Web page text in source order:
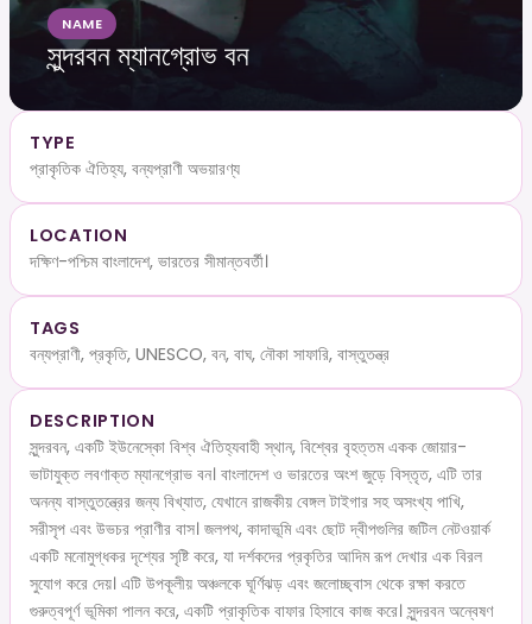
NAME
সুন্দরবন ম্যানগ্রোভ বন
TYPE
প্রাকৃতিক ঐতিহ্য, বন্যপ্রাণী অভয়ারণ্য
LOCATION
দক্ষিণ-পশ্চিম বাংলাদেশ, ভারতের সীমান্তবর্তী।
TAGS
বন্যপ্রাণী, প্রকৃতি, UNESCO, বন, বাঘ, নৌকা সাফারি, বাস্তুতন্ত্র
DESCRIPTION
সুন্দরবন, একটি ইউনেস্কো বিশ্ব ঐতিহ্যবাহী স্থান, বিশ্বের বৃহত্তম একক জোয়ার-
ভাটাযুক্ত লবণাক্ত ম্যানগ্রোভ বন। বাংলাদেশ ও ভারতের অংশ জুড়ে বিস্তৃত, এটি তার
অনন্য বাস্তুতন্ত্রের জন্য বিখ্যাত, যেখানে রাজকীয় বেঙ্গল টাইগার সহ অসংখ্য পাখি,
সরীসৃপ এবং উভচর প্রাণীর বাস। জলপথ, কাদাভূমি এবং ছোট দ্বীপগুলির জটিল নেটওয়ার্ক
একটি মনোমুগ্ধকর দৃশ্যের সৃষ্টি করে, যা দর্শকদের প্রকৃতির আদিম রূপ দেখার এক বিরল
সুযোগ করে দেয়। এটি উপকূলীয় অঞ্চলকে ঘূর্ণিঝড় এবং জলোচ্ছ্বাস থেকে রক্ষা করতে
গুরুত্বপূর্ণ ভূমিকা পালন করে, একটি প্রাকৃতিক বাফার হিসাবে কাজ করে। সুন্দরবন অন্বেষণ